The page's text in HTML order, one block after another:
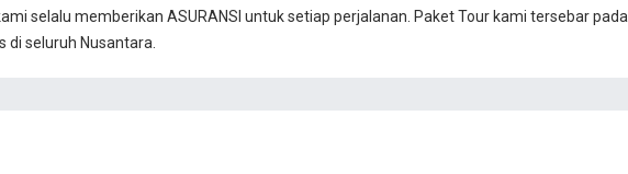
selalu memberikan ASURANSI untuk setiap perjalanan. Paket Tour kami tersebar pada
di seluruh Nusantara.